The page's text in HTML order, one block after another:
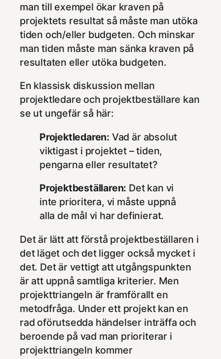
man till exempel ökar kraven på
projektets resultat så måste man utöka
tiden och/eller budgeten. Och minskar
man tiden måste man sänka kraven på
resultaten eller utöka budgeten.
En klassisk diskussion mellan
projektledare och projektbeställare kan
se ut ungefär så här:
Projektledaren: Vad är absolut
viktigast i projektet – tiden,
pengarna eller resultatet?
Projektbeställaren: Det kan vi
inte prioritera, vi måste uppnå
alla de mål vi har definierat.
Det är lätt att förstå projektbeställaren i
det läget och det ligger också mycket i
det. Det är vettigt att utgångspunkten
är att uppnå samtliga kriterier. Men
projekttriangeln är framförallt en
metodfråga. Under ett projekt kan en
rad oförutsedda händelser inträffa och
beroende på vad man prioriterar i
projekttriangeln kommer